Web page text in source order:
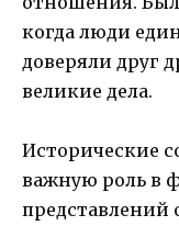
когда люди
доверяли друг
великие дела.
Исторические
важную роль в
представлений